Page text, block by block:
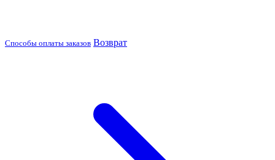
Способы оплаты заказов Возврат